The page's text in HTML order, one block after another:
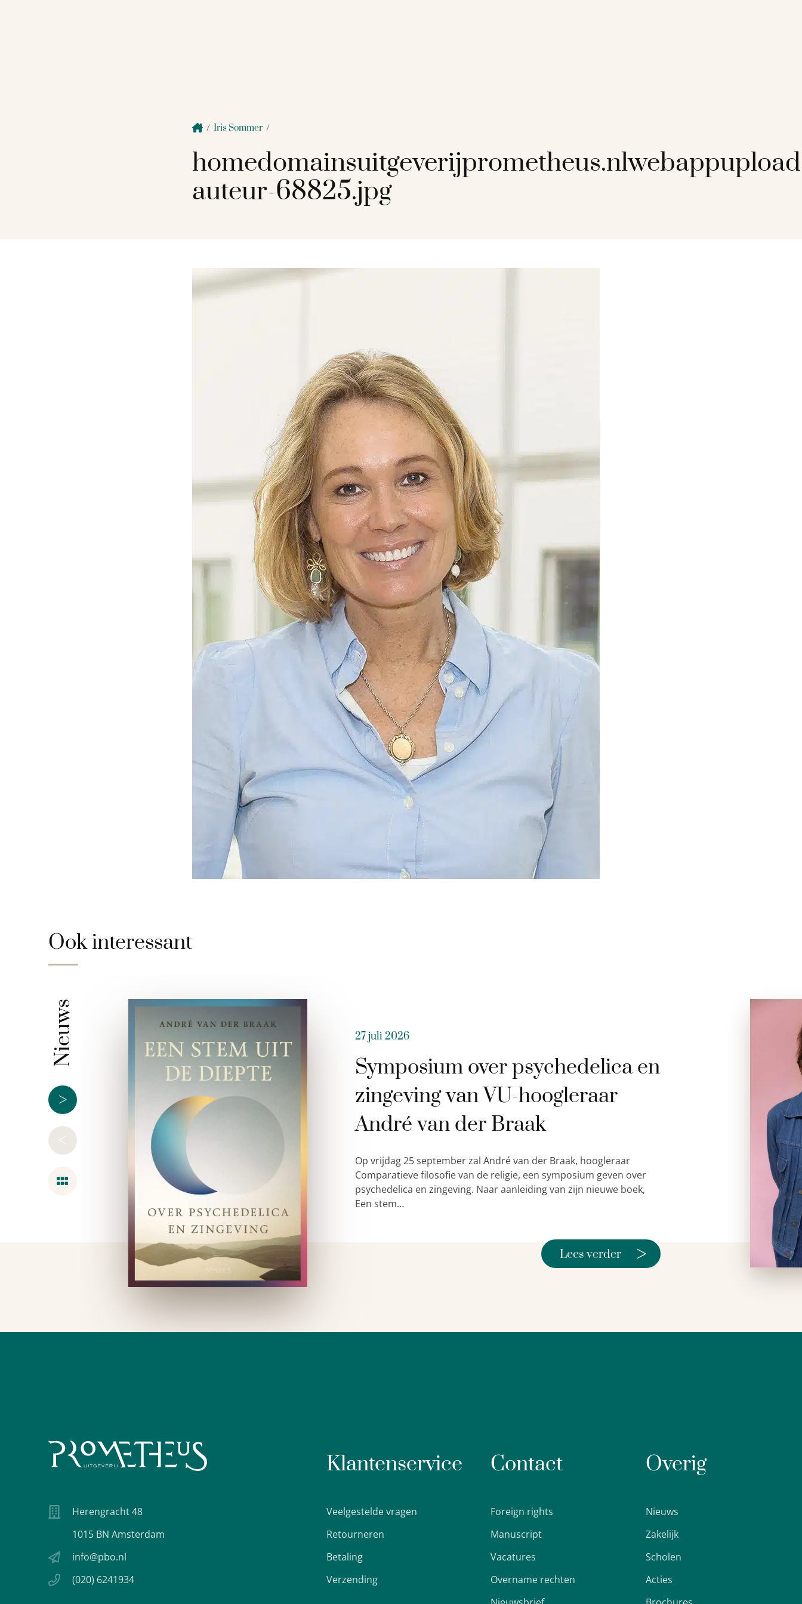
/ Iris Sommer /
auteur-68825.jpg
Ook interessant
Nieuws
>
<
27 juli 2026
Symposium over psychedelica en
zingeving van VU-hoogleraar
André van der Braak
Op vrijdag 25 september zal André van der Braak, hoogleraar
Comparatieve filosofie van de religie, een symposium geven over
psychedelica en zingeving. Naar aanleiding van zijn nieuwe boek,
Een stem…
Lees verder >
Herengracht 48
1015 BN Amsterdam
info@pbo.nl
(020) 6241934
Klantenservice
Veelgestelde vragen
Retourneren
Betaling
Verzending
Contact
Foreign rights
Manuscript
Vacatures
Overname rechten
Overig
Nieuws
Zakelijk
Scholen
Acties